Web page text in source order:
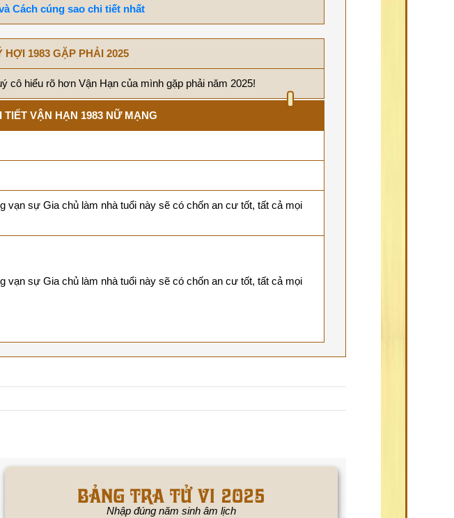
Cách cúng sao chi tiết nhất
1983 GẶP PHẢI 2025
cô hiểu rõ hơn Vận Hạn của mình gặp phải năm 2025!
TIẾT VẬN HẠN 1983 NỮ MẠNG
vạn sự Gia chủ làm nhà tuổi này sẽ có chốn an cư tốt, tất cả mọi
vạn sự Gia chủ làm nhà tuổi này sẽ có chốn an cư tốt, tất cả mọi
BẢNG TRA TỬ VI 2025
Nhập đúng năm sinh âm lịch